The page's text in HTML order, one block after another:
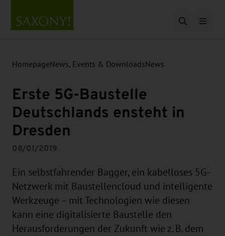
Open
HomepageNews, Events & DownloadsNews
Erste 5G-Baustelle
Deutschlands ensteht in
Dresden
08/01/2019
Ein selbstfahrender Bagger, ein kabelloses 5G-
Netzwerk mit Baustellencloud und intelligente
Werkzeuge – mit Technologien wie diesen
kann eine digitalisierte Baustelle den
Herausforderungen der Zukunft wie z. B. dem